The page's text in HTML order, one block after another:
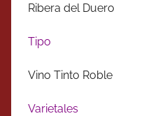
Ribera del Duero
Tipo
Vino Tinto Roble
Varietales